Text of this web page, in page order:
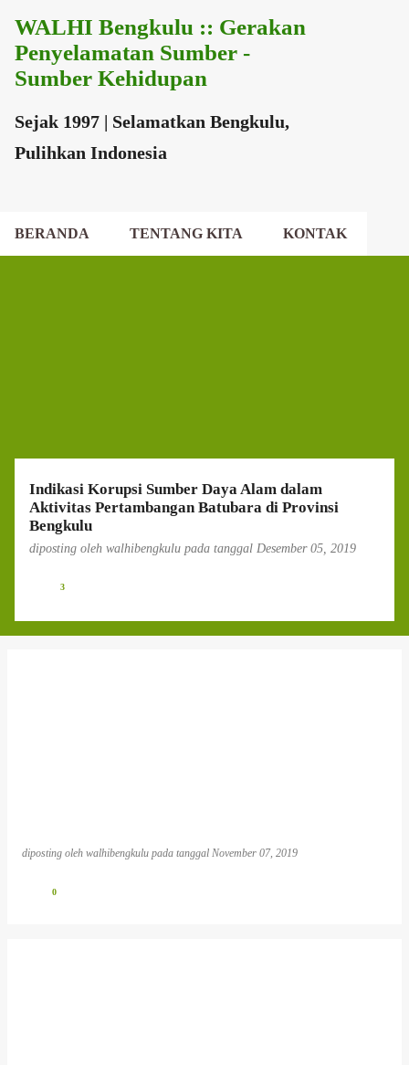
Langsung ke konten utama
WALHI Bengkulu :: Gerakan
Penyelamatan Sumber -
Sumber Kehidupan
Sejak 1997 | Selamatkan Bengkulu,
Pulihkan Indonesia
BERANDA TENTANG KITA KONTAK
Indikasi Korupsi Sumber Daya Alam dalam
Aktivitas Pertambangan Batubara di Provinsi
Bengkulu
diposting oleh walhibengkulu pada tanggal Desember 05, 2019
3
diposting oleh walhibengkulu pada tanggal November 07, 2019
0